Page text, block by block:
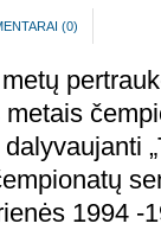
(0)
1994 -